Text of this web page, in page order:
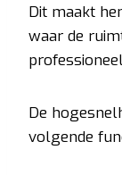
Dit maakt
waar de
De
volgende